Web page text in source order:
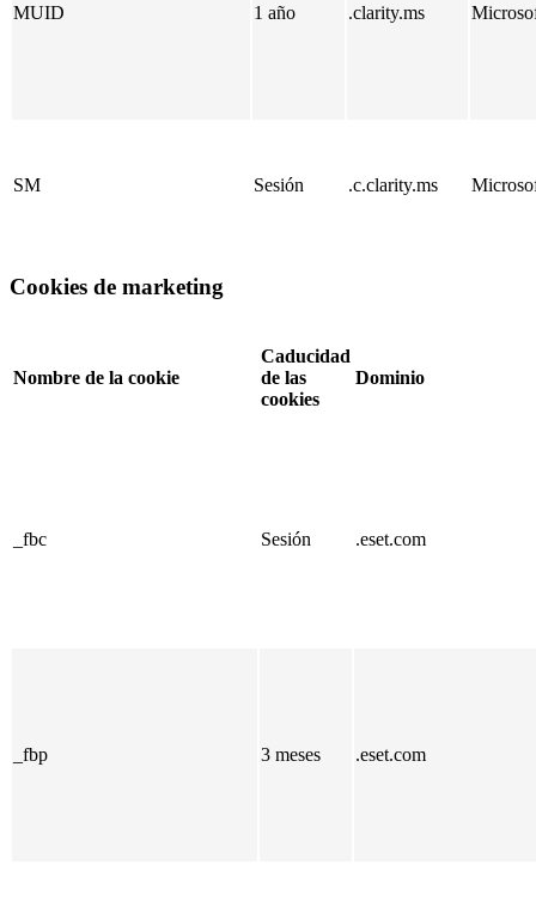
MUID 1 año .clarity.ms
SM Sesión .c.clarity.ms
Cookies de marketing
Nombre de la cookie
Caducidad
de las
cookies
Dominio
_fbc Sesión .eset.com
_fbp 3 meses .eset.com